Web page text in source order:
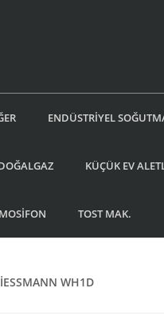
ENDÜSTRİYEL
KÜÇÜK EV
TOST MAK.
WH1D